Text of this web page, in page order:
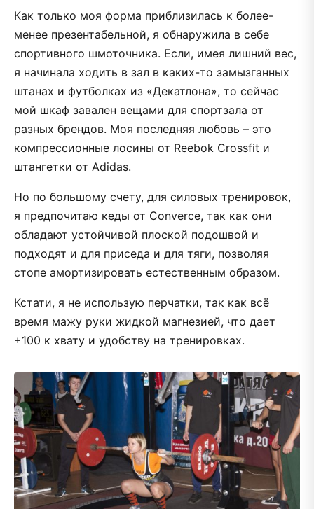
Как только моя форма приблизилась к более-
менее презентабельной, я обнаружила в себе
спортивного шмоточника. Если, имея лишний вес,
я начинала ходить в зал в каких-то замызганных
штанах и футболках из «Декатлона», то сейчас
мой шкаф завален вещами для спортзала от
разных брендов. Моя последняя любовь – это
компрессионные лосины от Reebok Crossfit и
штангетки от Adidas.
Но по большому счету, для силовых тренировок,
я предпочитаю кеды от Converce, так как они
обладают устойчивой плоской подошвой и
подходят и для приседа и для тяги, позволяя
стопе амортизировать естественным образом.
Кстати, я не использую перчатки, так как всё
время мажу руки жидкой магнезией, что дает
+100 к хвату и удобству на тренировках.